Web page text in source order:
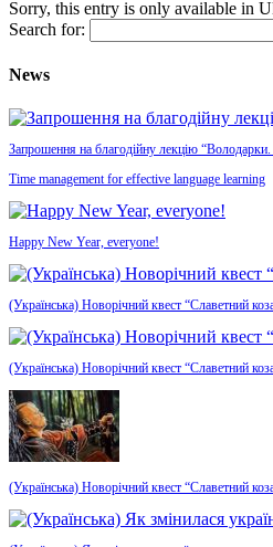
Sorry, this entry is only available in
Search for:
News
Запрошення на благодійну лекцію “Володарки.
Time management for effective language learning
Happy New Year, everyone!
(Українська) Новорічний квест “Славетний
(Українська) Новорічний квест “Славетний
(Українська) Новорічний квест “Славетний